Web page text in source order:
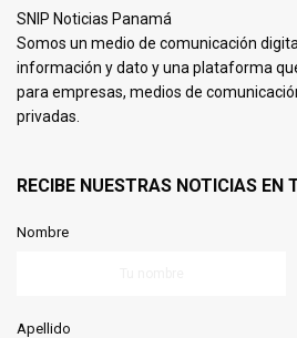
SNIP Noticias Panamá
Somos un medio de comunicación
información y dato y una plataforma
para empresas, medios de
privadas.
RECIBE NUESTRAS NOTICIAS EN
Nombre
Apellido